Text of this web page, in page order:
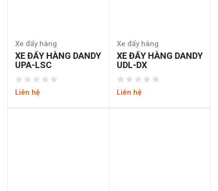
Xe đẩy hàng
XE ĐẨY HÀNG DANDY
UPA-LSC
Liên hệ
Xe đẩy hàng
XE ĐẨY HÀNG DANDY
UDL-DX
Liên hệ